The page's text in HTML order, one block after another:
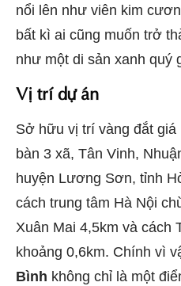
nổi lên như viên kim
bất kì ai cũng muốn trở
như một di sản xanh quý
Vị trí dự án
Sở hữu vị trí vàng đắt giá
bàn 3 xã, Tân Vinh,
huyện Lương Sơn, tỉnh
cách trung tâm Hà Nội
Xuân Mai 4,5km và cách
khoảng 0,6km. Chính vì
Bình không chỉ là một